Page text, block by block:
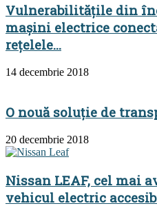
Vulnerabilitățile din
mașini electrice
rețelele...
14 decembrie 2018
O nouă soluție de
20 decembrie 2018
Nissan LEAF, cel mai
vehicul electric